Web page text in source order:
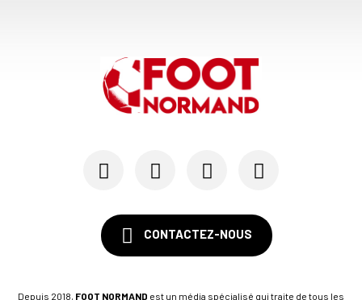
CONTACTEZ-NOUS
Depuis 2018, FOOT NORMAND est un média spécialisé qui traite de tous les